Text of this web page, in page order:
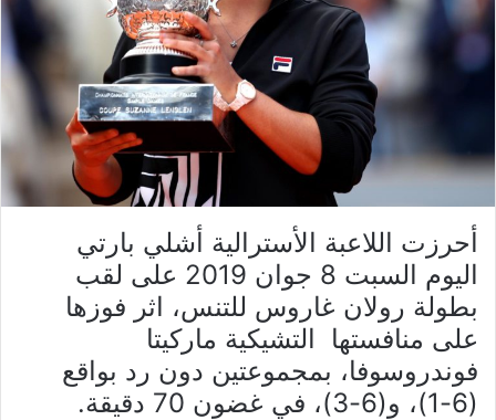
أحرزت اللاعبة الأسترالية أشلي بارتي
اليوم السبت 8 جوان 2019 على لقب
بطولة رولان غاروس للتنس، اثر فوزها
على منافستها التشيكية ماركيتا
فوندروسوفا، بمجموعتين دون رد بواقع
(6-1)، و(6-3)، في غضون 70 دقيقة
.